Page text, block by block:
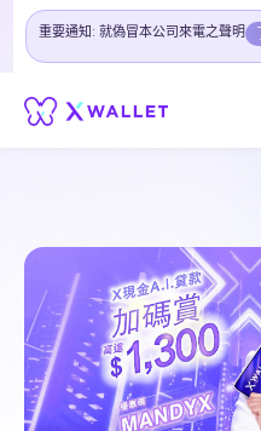
重要通知: 就偽冒本公司來電之聲明